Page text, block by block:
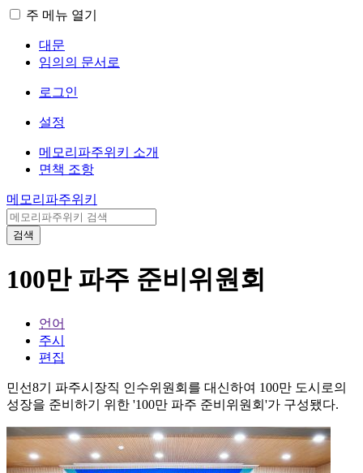
주 메뉴 열기
대문
임의의 문서로
로그인
설정
메모리파주위키 소개
면책 조항
메모리파주위키
검색
100만 파주 준비위원회
언어
주시
편집
민선8기 파주시장직 인수위원회를 대신하여 100만 도시로의
성장을 준비하기 위한 '100만 파주 준비위원회'가 구성됐다.